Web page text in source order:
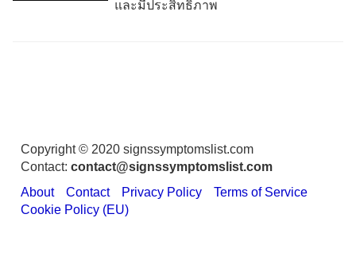
และมีประสิทธิภาพ
Copyright © 2020 signssymptomslist.com
Contact: contact@signssymptomslist.com
About
Contact Privacy Policy
Terms of Service
Cookie Policy (EU)